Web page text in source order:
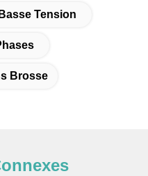
Tension
Brosse